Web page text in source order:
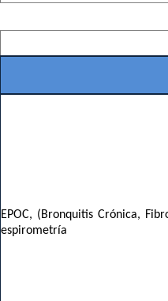
EPOC, (Bronquitis Crónica,
espirometría